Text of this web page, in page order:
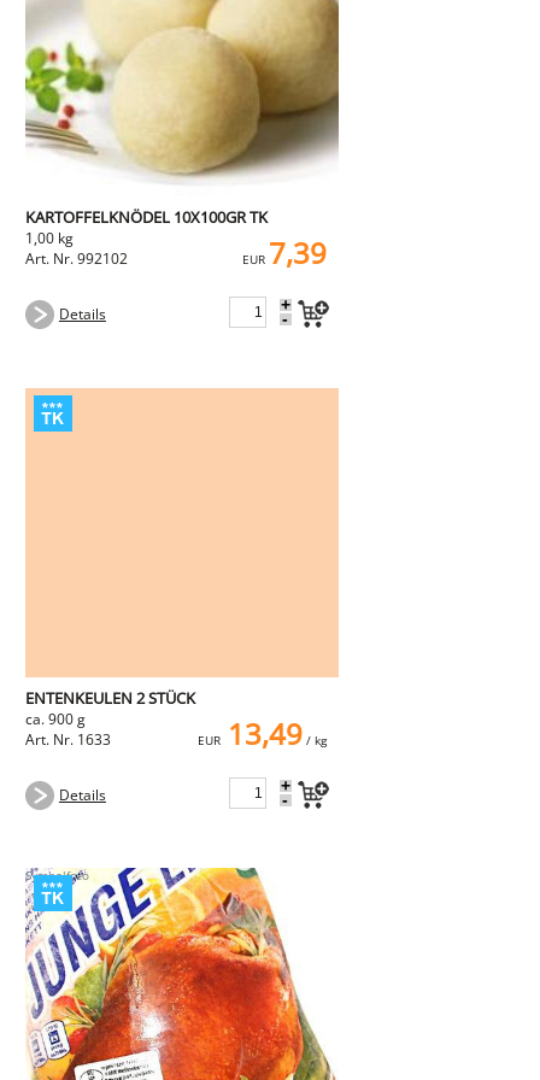
NEMETZ-DOGS
Hundefutter
nass
trocken
Belcando
Barf-Zusätze
Katzenfutter
KARTOFFELKNÖDEL 10X100GR TK
1,00 kg
Art. Nr. 992102
EUR 7,39
Details +
-
ENTENKEULEN 2 STÜCK
ca. 900 g
Art. Nr. 1633
EUR 13,49/ kg
Details +
-